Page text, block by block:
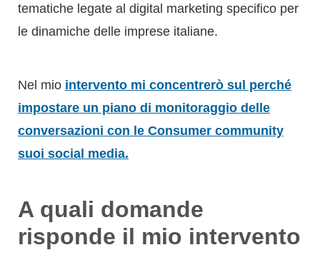
tematiche legate al digital marketing specifico per
le dinamiche delle imprese italiane.
Nel mio intervento mi concentrerò sul perché
impostare un piano di monitoraggio delle
conversazioni con le Consumer community
suoi social media.
A quali domande
risponde il mio intervento